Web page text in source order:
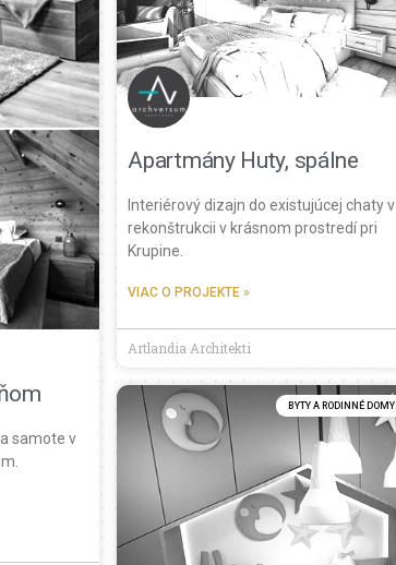
samote v
Apartmány Huty, spálne
Interiérový dizajn do existujúcej chaty v
rekonštrukcii v krásnom prostredí pri
Krupine.
VIAC O PROJEKTE »
Artlandia Architekti
BYTY A RODINNÉ DOMY